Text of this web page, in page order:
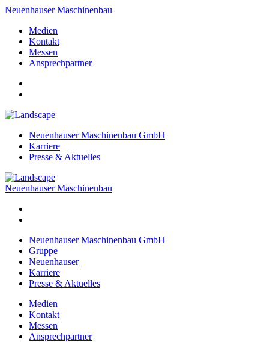
Neuenhauser Maschinenbau
Medien
Kontakt
Messen
Ansprechpartner
Neuenhauser Maschinenbau GmbH
Karriere
Presse & Aktuelles
Neuenhauser Maschinenbau
Neuenhauser Maschinenbau GmbH
Gruppe
Neuenhauser
Karriere
Presse & Aktuelles
Medien
Kontakt
Messen
Ansprechpartner